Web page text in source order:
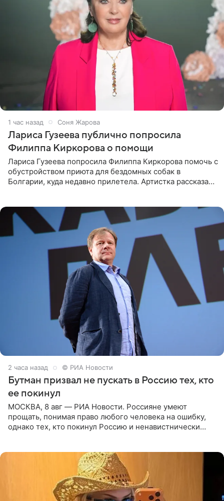
1 час назад Соня Жарова
Лариса Гузеева публично попросила
Филиппа Киркорова о помощи
Лариса Гузеева попросила Филиппа Киркорова помочь с
обустройством приюта для бездомных собак в
Болгарии, куда недавно прилетела. Артистка рассказала
2 часа назад © РИА Новости
Бутман призвал не пускать в Россию тех, кто
ее покинул
МОСКВА, 8 авг — РИА Новости. Россияне умеют
прощать, понимая право любого человека на ошибку,
однако тех, кто покинул Россию и ненавистнически